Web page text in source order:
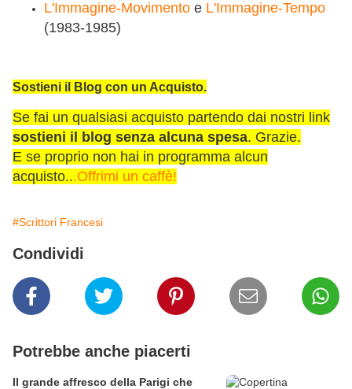
L'Immagine-Movimento e L'Immagine-Tempo
(1983-1985)
Sostieni il Blog con un Acquisto.
Se fai un qualsiasi acquisto partendo dai nostri link
sostieni il blog senza alcuna spesa. Grazie.
E se proprio non hai in programma alcun
acquisto...Offrimi un caffè!
#Scrittori Francesi
Condividi
Potrebbe anche piacerti
Il grande affresco della Parigi che